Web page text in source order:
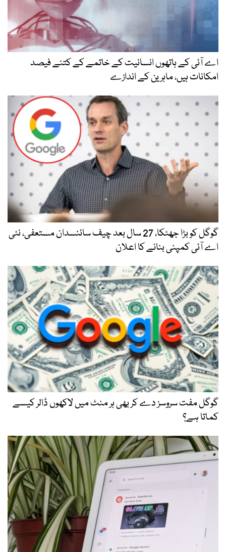
اے آئی کے ہاتھوں انسانیت کے خاتمے کے کتنے فیصد
امکانات ہیں، ماہرین کے اندازے
گوگل کو بڑا جھٹکا، 27 سال بعد چیف سائنسدان مستعفی، نئی
اے آئی کمپنی بنانے کا اعلان
گوگل مفت سروسز دے کر بھی ہر منٹ میں لاکھوں ڈالر کیسے
کماتا ہے؟